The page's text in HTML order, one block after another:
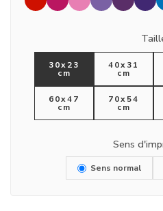
30x23
cm
40x31
cm
60x47
cm
70x54
cm
Sens
Sens normal